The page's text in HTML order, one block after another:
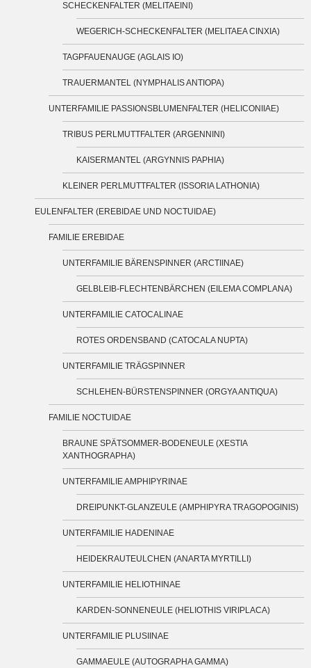
SCHECKENFALTER (MELITAEINI)
WEGERICH-SCHECKENFALTER (MELITAEA CINXIA)
TAGPFAUENAUGE (AGLAIS IO)
TRAUERMANTEL (NYMPHALIS ANTIOPA)
UNTERFAMILIE PASSIONSBLUMENFALTER (HELICONIIAE)
TRIBUS PERLMUTTFALTER (ARGENNINI)
KAISERMANTEL (ARGYNNIS PAPHIA)
KLEINER PERLMUTTFALTER (ISSORIA LATHONIA)
EULENFALTER (EREBIDAE UND NOCTUIDAE)
FAMILIE EREBIDAE
UNTERFAMILIE BÄRENSPINNER (ARCTIINAE)
GELBLEIB-FLECHTENBÄRCHEN (EILEMA COMPLANA)
UNTERFAMILIE CATOCALINAE
ROTES ORDENSBAND (CATOCALA NUPTA)
UNTERFAMILIE TRÄGSPINNER
SCHLEHEN-BÜRSTENSPINNER (ORGYA ANTIQUA)
FAMILIE NOCTUIDAE
BRAUNE SPÄTSOMMER-BODENEULE (XESTIA
XANTHOGRAPHA)
UNTERFAMILIE AMPHIPYRINAE
DREIPUNKT-GLANZEULE (AMPHIPYRA TRAGOPOGINIS)
UNTERFAMILIE HADENINAE
HEIDEKRAUTEULCHEN (ANARTA MYRTILLI)
UNTERFAMILIE HELIOTHINAE
KARDEN-SONNENEULE (HELIOTHIS VIRIPLACA)
UNTERFAMILIE PLUSIINAE
GAMMAEULE (AUTOGRAPHA GAMMA)